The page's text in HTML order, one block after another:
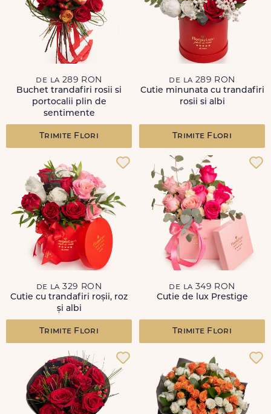
de la 289 RON
Buchet trandafiri rosii si
portocalii plin de
sentimente
Trimite Flori
de la 289 RON
Cutie minunata cu trandafiri
rosii si albi
Trimite Flori
de la 329 RON
Cutie cu trandafiri roșii, roz
și albi
Trimite Flori
de la 349 RON
Cutie de lux Prestige
Trimite Flori